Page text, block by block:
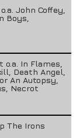
John Coffey,
Boys,
In Flames,
Death Angel,
An Autopsy,
Necrot
The Irons